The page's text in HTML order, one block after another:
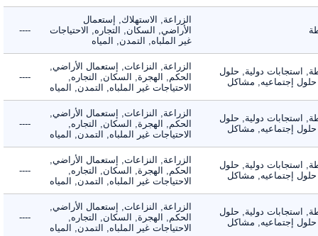
الزراعة, الاستهلاك, إستعمال
الأراضي, السكان, التجاره, الاحتياجات
غير الملباه, التمدن, المياه
----
استجابات دولية, حلول
إجتماعيه, مشاكل
الزراعة, النزاعات, إستعمال الأراضي,
الحكم, الهجرة, السكان, التجاره,
الاحتياجات غير الملباه, التمدن, المياه
----
استجابات دولية, حلول
إجتماعيه, مشاكل
الزراعة, النزاعات, إستعمال الأراضي,
الحكم, الهجرة, السكان, التجاره,
الاحتياجات غير الملباه, التمدن, المياه
----
استجابات دولية, حلول
إجتماعيه, مشاكل
الزراعة, النزاعات, إستعمال الأراضي,
الحكم, الهجرة, السكان, التجاره,
الاحتياجات غير الملباه, التمدن, المياه
----
استجابات دولية, حلول
إجتماعيه, مشاكل
الزراعة, النزاعات, إستعمال الأراضي,
الحكم, الهجرة, السكان, التجاره,
الاحتياجات غير الملباه, التمدن, المياه
----